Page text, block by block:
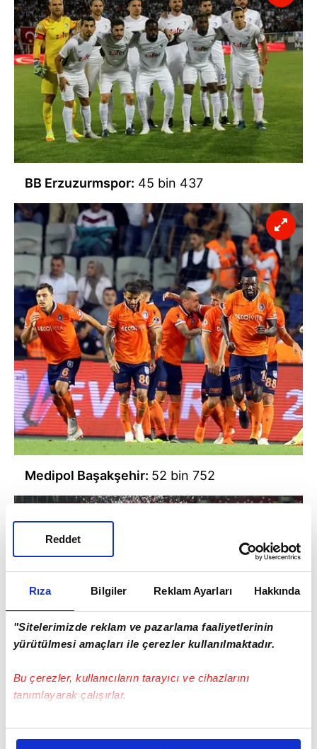
Rıza Bilgiler Reklam Ayarları Hakkında
"Sitelerimizde reklam ve pazarlama faaliyetlerinin
yürütülmesi amaçları ile çerezler kullanılmaktadır.
Bu çerezler, kullanıcıların tarayıcı ve cihazlarını
tanımlayarak çalışırlar.
Bu çerezlere izin vermeniz halinde sizlere özel
Reddet
BB Erzuzurmspor: 45 bin 437
Medipol Başakşehir: 52 bin 752
Demir Grup Sivasspor:52 bin 795